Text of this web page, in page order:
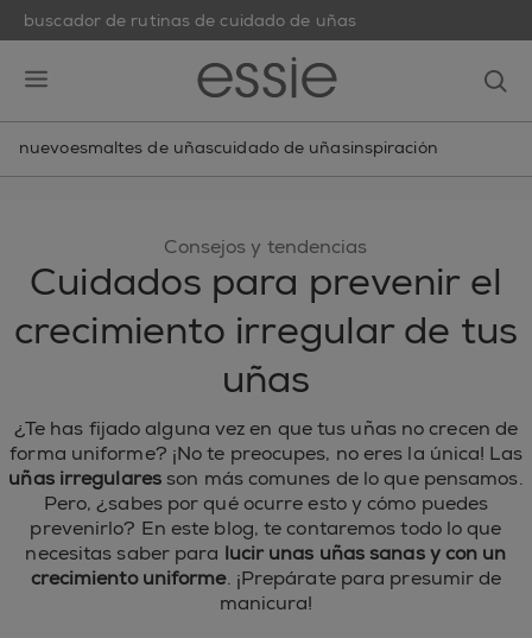
buscador de rutinas de cuidado de uñas
nuevoesmaltes de uñascuidado de uñasinspiración
Consejos y tendencias
Cuidados para prevenir el
crecimiento irregular de tus
uñas
¿Te has fijado alguna vez en que tus uñas no crecen de
forma uniforme? ¡No te preocupes, no eres la única! Las
uñas irregulares son más comunes de lo que pensamos.
Pero, ¿sabes por qué ocurre esto y cómo puedes
prevenirlo? En este blog, te contaremos todo lo que
necesitas saber para lucir unas uñas sanas y con un
crecimiento uniforme. ¡Prepárate para presumir de
manicura!